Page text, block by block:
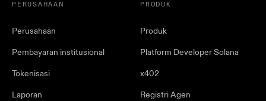
PERUSAHAAN
Perusahaan
Pembayaran institusional
Tokenisasi
Laporan
PRODUK
Produk
Platform Developer Solana
x402
Registri Agen